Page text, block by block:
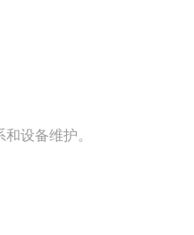
设备维护。